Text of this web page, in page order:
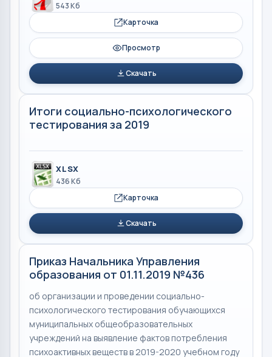
543 Кб
Карточка
Просмотр
Скачать
Итоги социально-психологического
тестирования за 2019
XLSX
436 Кб
Карточка
Скачать
Приказ Начальника Управления
образования от 01.11.2019 №436
об организации и проведении социально-
психологического тестирования обучающихся
муниципальных общеобразовательных
учреждений на выявление фактов потребления
психоактивных веществ в 2019-2020 учебном году